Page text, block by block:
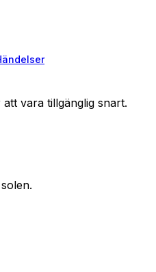
att vara tillgänglig snart.